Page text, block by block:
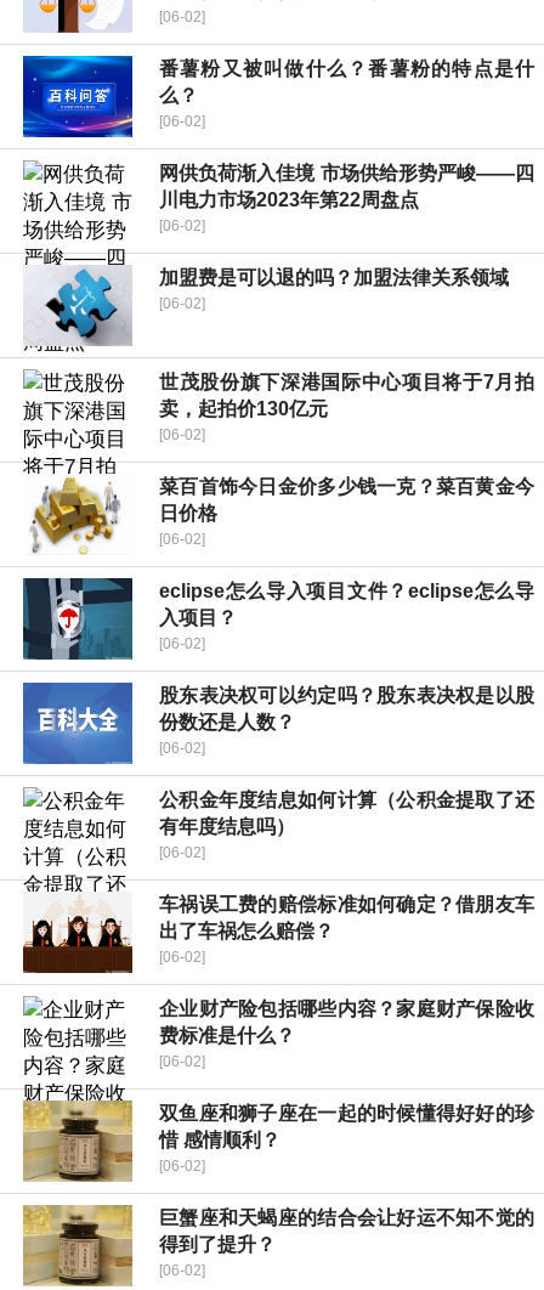
[06-02]
番薯粉又被叫做什么？番薯粉的特点是什
么？
[06-02]
网供负荷渐入佳境 市场供给形势严峻——四
川电力市场2023年第22周盘点
[06-02]
加盟费是可以退的吗？加盟法律关系领域
[06-02]
世茂股份旗下深港国际中心项目将于7月拍
卖，起拍价130亿元
[06-02]
菜百首饰今日金价多少钱一克？菜百黄金今
日价格
[06-02]
eclipse怎么导入项目文件？eclipse怎么导
入项目？
[06-02]
股东表决权可以约定吗？股东表决权是以股
份数还是人数？
[06-02]
公积金年度结息如何计算（公积金提取了还
有年度结息吗）
[06-02]
车祸误工费的赔偿标准如何确定？借朋友车
出了车祸怎么赔偿？
[06-02]
企业财产险包括哪些内容？家庭财产保险收
费标准是什么？
[06-02]
双鱼座和狮子座在一起的时候懂得好好的珍
惜 感情顺利？
[06-02]
巨蟹座和天蝎座的结合会让好运不知不觉的
得到了提升？
[06-02]